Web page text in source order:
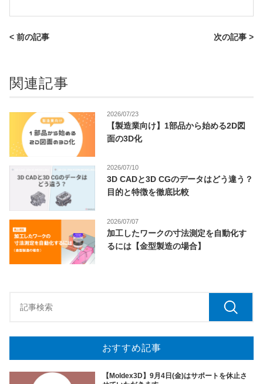
< 前の記事 次の記事 >
関連記事
2026/07/23
【製造業向け】1部品から始める2D図
面の3D化
2026/07/10
3D CADと3D CGのデータはどう違う？
目的と特徴を徹底比較
2026/07/07
加工したワークの寸法測定を自動化す
るには【金型製造の場合】
おすすめ記事
【Moldex3D】9月4日(金)はサポートを休止さ